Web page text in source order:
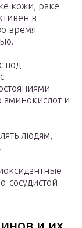
кожи, раке
в
время
под
аминокислот и
людям,
сосудистой